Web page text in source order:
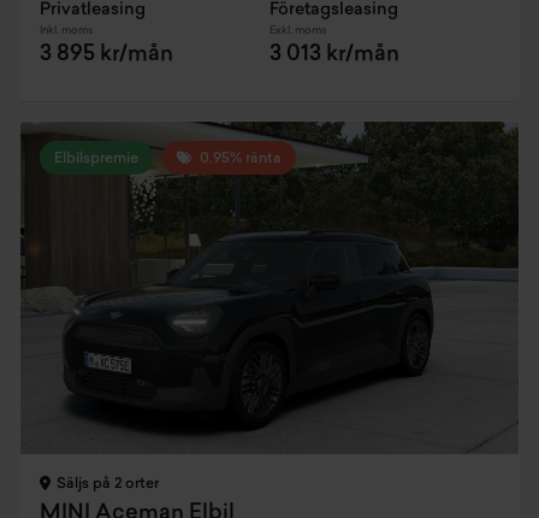
Privatleasing
Inkl. moms
3 895 kr/mån
Företagsleasing
Exkl. moms
3 013 kr/mån
Elbilspremie 0,95% ränta
Säljs på 2 orter